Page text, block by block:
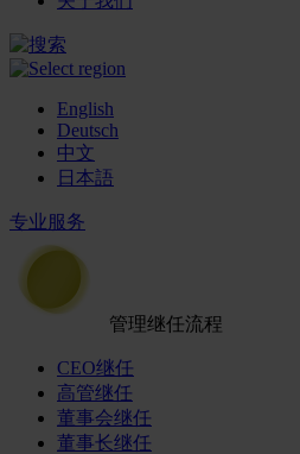
English
Deutsch
中文
日本語
专业服务
管理继任流程
CEO继任
高管继任
董事会继任
董事长继任